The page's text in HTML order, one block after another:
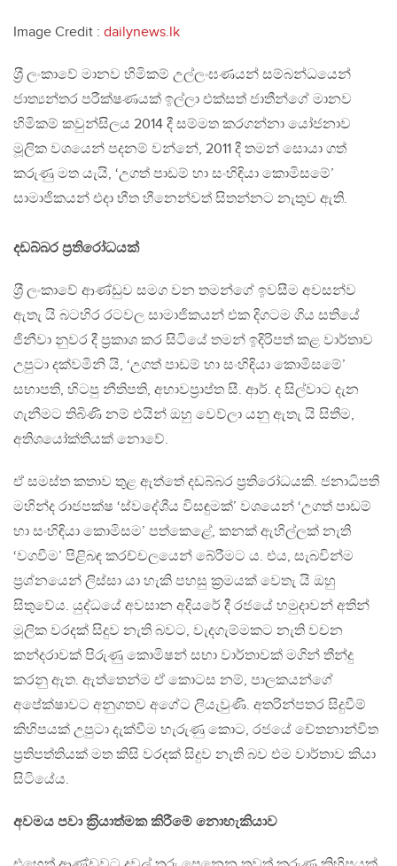
Image Credit : dailynews.lk
ශ‍්‍රී ලංකාවේ මානව හිමිකම් උල්ලංඝණයන් සම්බන්ධයෙන්
ජාත්‍යන්තර පරීක්ෂණයක් ඉල්ලා එක්සත් ජාතීන්ගේ මානව
හිමිකම් කවුන්සිලය 2014 දී සම්මත කරගන්නා යෝජනාව
මූලික වශයෙන් පදනම් වන්නේ, 2011 දී තමන් සොයා ගත්
කරුණු මත යැයි, ‘උගත් පාඩම් හා සංහිඳියා කොමිසමේ’
සාමාජිකයන් එදා භීත හීනෙන්වත් සිතන්නට නැතුව ඇති.
දඩබ්බර ප‍්‍රතිරෝධයක්
ශ‍්‍රී ලංකාවේ ආණ්ඩුව සමග වන තමන්ගේ ඉවසීම අවසන්ව
ඇතැ යි බටහිර රටවල සාමාජිකයන් එක දිගටම ගිය සතියේ
ජිනීවා නුවර දී ප‍්‍රකාශ කර සිටියේ තමන් ඉදිරිපත් කළ වාර්තාව
උපුටා දක්වමිනි යි, ‘උගත් පාඩම් හා සංහිඳියා කොමිසමේ’
සභාපති, හිටපු නීතිපති, අභාවප‍්‍රාප්ත සී. ආර්. ද සිල්වාට දැන
ගැනීමට තිබිණි නම් එයින් ඔහු වෙව්ලා යනු ඇතැ යි සිතීම,
අතිශයෝක්තියක් නොවේ.
ඒ සමස්ත කතාව තුළ ඇත්තේ දඩබ්බර ප‍්‍රතිරෝධයකි. ජනාධිපති
මහින්ද රාජපක්ෂ ‘ස්වදේශීය විසඳුමක්’ වශයෙන් ‘උගත් පාඩම්
හා සංහිඳියා කොමිසම’ පත්කෙළේ, කනක් ඇහිල්ලක් නැති
‘වගවීම’ පිළිබඳ කරච්චලයෙන් බේරීමට ය. එය, සැබවින්ම
ප‍්‍රශ්නයෙන් ලිස්සා යා හැකි පහසු ක‍්‍රමයක් වෙතැ යි ඔහු
සිතුවේය. යුද්ධයේ අවසාන අදියරේ දී රජයේ හමුදාවන් අතින්
මූලික වරදක් සිදුව නැති බවට, වැදගැම්මකට නැති වචන
කන්දරාවක් පිරුණු කොමිෂන් සභා වාර්තාවක් මගින් තීන්දු
කරනු ඇත. ඇත්තෙන්ම ඒ කොටස නම්, පාලකයන්ගේ
අපේක්ෂාවට අනුගතව අගේට ලියැවුණි. අතරින්පතර සිදුවීම්
කිහිපයක් උපුටා දැක්වීම හැරුණු කොට, රජයේ චේතනාන්විත
ප‍්‍රතිපත්තියක් මත කිසි වරදක් සිදුව නැති බව එම වාර්තාව කියා
සිටියේය.
අවමය පවා ක‍්‍රියාත්මක කිරීමේ නොහැකියාව